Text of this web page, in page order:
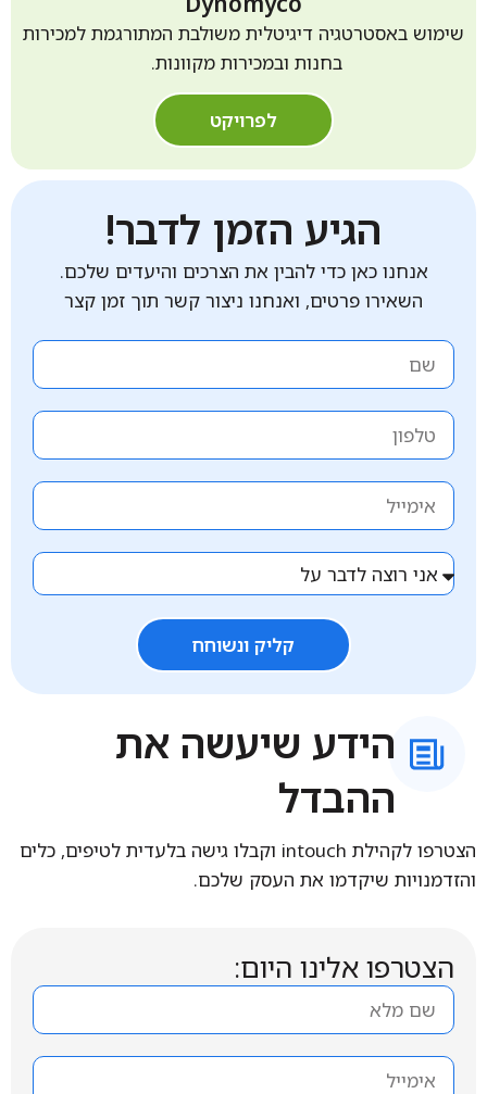
שימוש באסטרטגיה דיגיטלית משולבת המתורגמת למכירות
בחנות ובמכירות מקוונות.
לפרויקט
הגיע הזמן לדבר!
אנחנו כאן כדי להבין את הצרכים והיעדים שלכם.
השאירו פרטים, ואנחנו ניצור קשר תוך זמן קצר
קליק ונשוחח
הידע שיעשה את
ההבדל
הצטרפו לקהילת intouch וקבלו גישה בלעדית לטיפים, כלים
והזדמנויות שיקדמו את העסק שלכם.
הצטרפו אלינו היום: